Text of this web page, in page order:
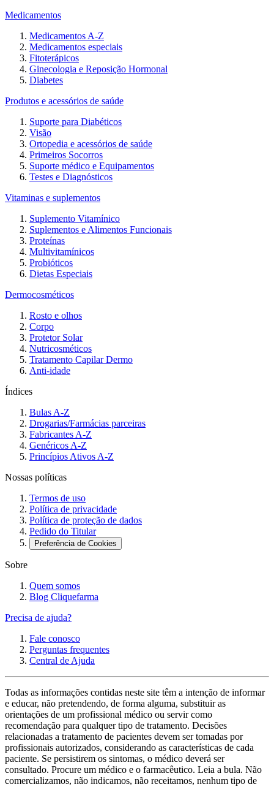
Medicamentos
Medicamentos A-Z
Medicamentos especiais
Fitoterápicos
Ginecologia e Reposição Hormonal
Diabetes
Produtos e acessórios de saúde
Suporte para Diabéticos
Visão
Ortopedia e acessórios de saúde
Primeiros Socorros
Suporte médico e Equipamentos
Testes e Diagnósticos
Vitaminas e suplementos
Suplemento Vitamínico
Suplementos e Alimentos Funcionais
Proteínas
Multivitamínicos
Probióticos
Dietas Especiais
Dermocosméticos
Rosto e olhos
Corpo
Protetor Solar
Nutricosméticos
Tratamento Capilar Dermo
Anti-idade
Índices
Bulas A-Z
Drogarias/Farmácias parceiras
Fabricantes A-Z
Genéricos A-Z
Princípios Ativos A-Z
Nossas políticas
Termos de uso
Política de privacidade
Política de proteção de dados
Pedido do Titular
Preferência de Cookies
Sobre
Quem somos
Blog Cliquefarma
Precisa de ajuda?
Fale conosco
Perguntas frequentes
Central de Ajuda
Todas as informações contidas neste site têm a intenção de informar
e educar, não pretendendo, de forma alguma, substituir as
orientações de um profissional médico ou servir como
recomendação para qualquer tipo de tratamento. Decisões
relacionadas a tratamento de pacientes devem ser tomadas por
profissionais autorizados, considerando as características de cada
paciente. Se persistirem os sintomas, o médico deverá ser
consultado. Procure um médico e o farmacêutico. Leia a bula. Não
comercializamos, não indicamos, não receitamos, nenhum tipo de